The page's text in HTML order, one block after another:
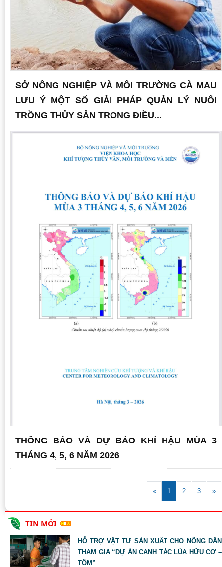
SỞ NÔNG NGHIỆP VÀ MÔI TRƯỜNG CÀ MAU
LƯU Ý MỘT SỐ GIẢI PHÁP QUẢN LÝ NUÔI
TRỒNG THỦY SẢN TRONG ĐIỀU...
THÔNG BÁO VÀ DỰ BÁO KHÍ HẬU MÙA 3
THÁNG 4, 5, 6 NĂM 2026
« 1 2 3 »
TIN MỚI
HỖ TRỢ VẬT TƯ SẢN XUẤT CHO NÔNG DÂN
THAM GIA “DỰ ÁN CANH TÁC LÚA HỮU CƠ –
TÔM”